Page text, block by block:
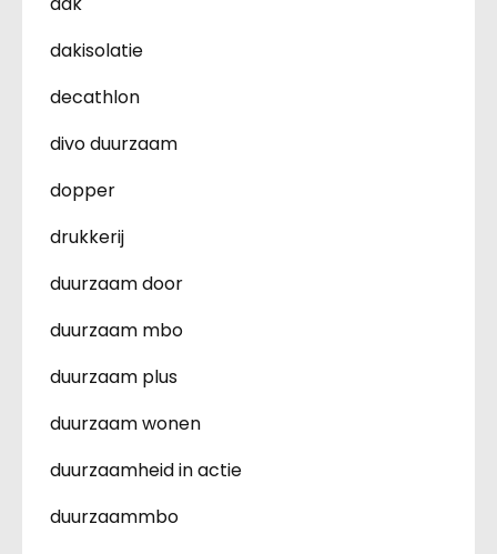
dakisolatie
decathlon
divo duurzaam
dopper
drukkerij
duurzaam door
duurzaam mbo
duurzaam plus
duurzaam wonen
duurzaamheid in actie
duurzaammbo